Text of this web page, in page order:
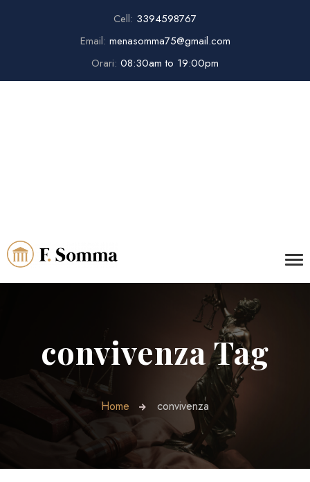
Cell: 3394598767
Email: menasomma75@gmail.com
Orari: 08:30am to 19:00pm
convivenza Tag
Home convivenza